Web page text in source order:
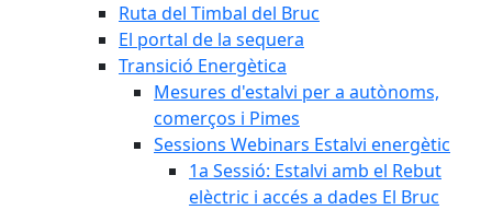
Ruta del Timbal del Bruc
El portal de la sequera
Transició Energètica
Mesures d'estalvi per a autònoms,
comerços i Pimes
Sessions Webinars Estalvi energètic
1a Sessió: Estalvi amb el Rebut
elèctric i accés a dades El Bruc